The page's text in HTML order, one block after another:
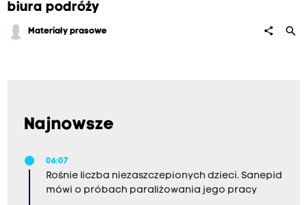
biura podróży
Materiały prasowe share search
Najnowsze
06:07
Rośnie liczba niezaszczepionych dzieci. Sanepid
mówi o próbach paraliżowania jego pracy